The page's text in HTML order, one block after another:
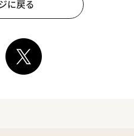
に戻る